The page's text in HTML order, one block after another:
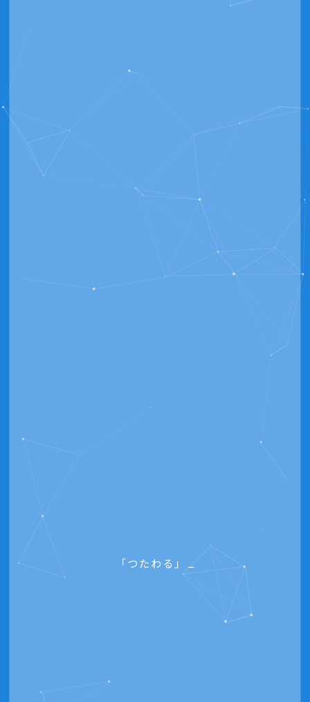
「つたわる」ページをつくります _